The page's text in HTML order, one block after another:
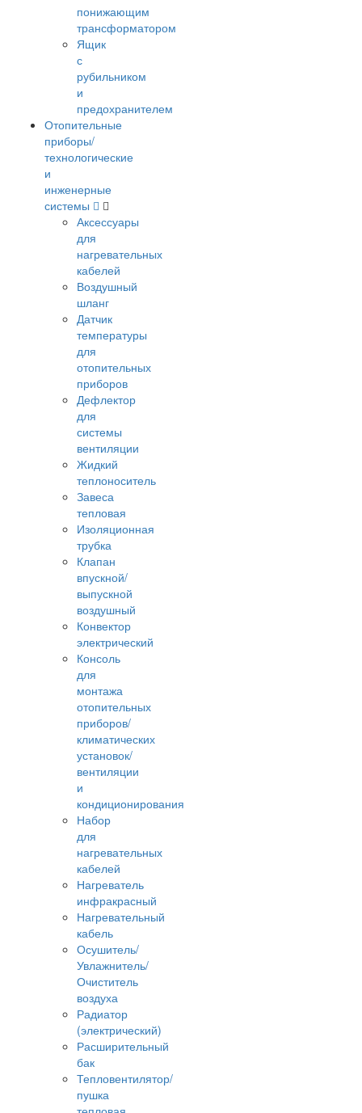
понижающим
трансформатором
Ящик
с
рубильником
и
предохранителем
Отопительные
приборы/
технологические
и
инженерные
системы
Аксессуары
для
нагревательных
кабелей
Воздушный
шланг
Датчик
температуры
для
отопительных
приборов
Дефлектор
для
системы
вентиляции
Жидкий
теплоноситель
Завеса
тепловая
Изоляционная
трубка
Клапан
впускной/
выпускной
воздушный
Конвектор
электрический
Консоль
для
монтажа
отопительных
приборов/
климатических
установок/
вентиляции
и
кондиционирования
Набор
для
нагревательных
кабелей
Нагреватель
инфракрасный
Нагревательный
кабель
Осушитель/
Увлажнитель/
Очиститель
воздуха
Радиатор
(электрический)
Расширительный
бак
Тепловентилятор/
пушка